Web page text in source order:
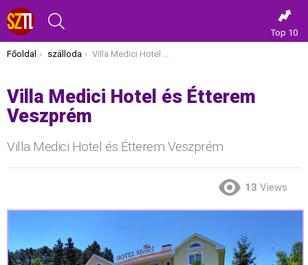
Top 10
Itt vagy most:
Főoldal szálloda Villa Medici Hotel és Étterem Veszprém
Villa Medici Hotel és Étterem
Veszprém
Villa Medici Hotel és Étterem Veszprém
13 Views